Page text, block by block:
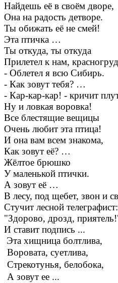
Найдешь её в своём дворе,
Она на радость детворе.
Ты обижать её не смей!
Эта птичка
Ты откуда, ты откуда
Прилетел к нам,
- Облетел я всю Сибирь.
- Как зовут тебя?
- Кар-кар-кар! - кричит
Ну и ловкая воровка!
Все блестящие вещицы
Очень любит эта птица!
И она вам всем знакома,
Как зовут
Жёлтое брюшко
У маленькой птички.
А зовут её …
В лесу, под щебет, звон и
Стучит лесной телеграфист:
"Здорово, дрозд,
И ставит подпись
Эта хищница болтлива,
Воровата, суетлива,
Стрекотунья, белобока,
А зовут ее ...